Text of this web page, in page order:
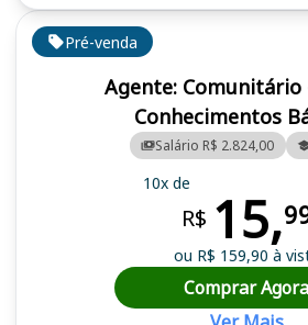
Pré-venda
Agente: Comunitário
Conhecimentos
Salário R$ 2.824,00
10x de
R$ 15,
ou R$ 159,90 à
Comprar Agora